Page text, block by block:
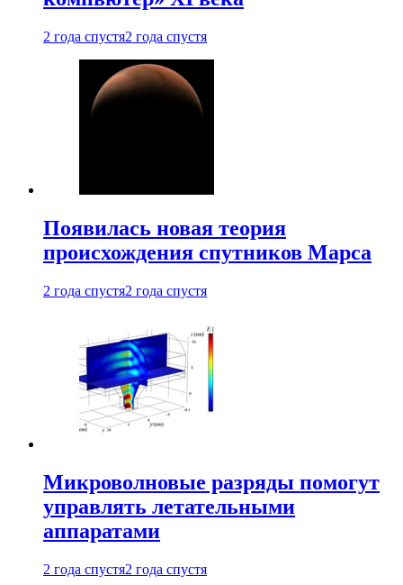
2 года спустя2 года спустя
Появилась новая теория
происхождения спутников Марса
2 года спустя2 года спустя
Микроволновые разряды помогут
управлять летательными
аппаратами
2 года спустя2 года спустя